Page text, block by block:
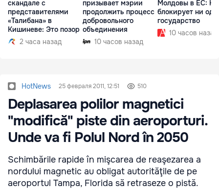
скандале с
представителями
«Талибана» в
Кишиневе: Это позор
2 часа назад
призывает мэрии
продолжить процесс
добровольного
объединения
10 часов назад
Молдовы в ЕС:
блокирует ни
государство
10 часов назад
HotNews 25 февраля 2011, 12:51 510
Deplasarea polilor magnetici
"modifică" piste din aeroporturi.
Unde va fi Polul Nord în 2050
Schimbările rapide în mişcarea de reaşezarea a
nordului magnetic au obligat autorităţile de pe
aeroportul Tampa, Florida să retraseze o pistă.